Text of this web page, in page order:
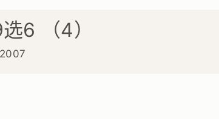
6 （4）